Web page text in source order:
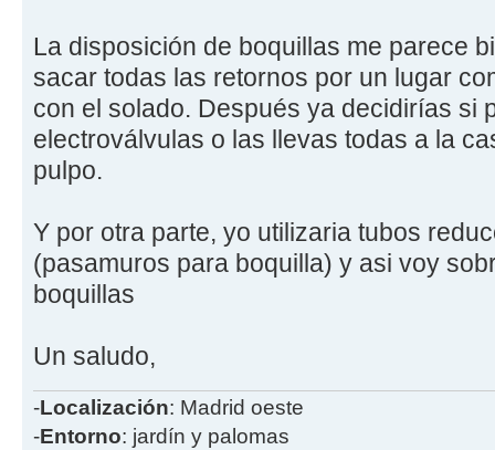
La disposición de boquillas me parece
sacar todas las retornos por un lugar
con el solado. Después ya decidirías si
electroválvulas o las llevas todas a la
pulpo.
Y por otra parte, yo utilizaria tubos
(pasamuros para boquilla) y asi voy
boquillas
Un saludo,
-Localización: Madrid oeste
-Entorno: jardín y palomas